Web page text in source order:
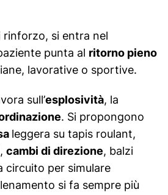
rinforzo, si entra nel
punta al ritorno pieno
lavorative o sportive.
sull’esplosività, la
. Si propongono
leggera su tapis roulant,
cambi di direzione, balzi
circuito per simulare
si fa sempre più